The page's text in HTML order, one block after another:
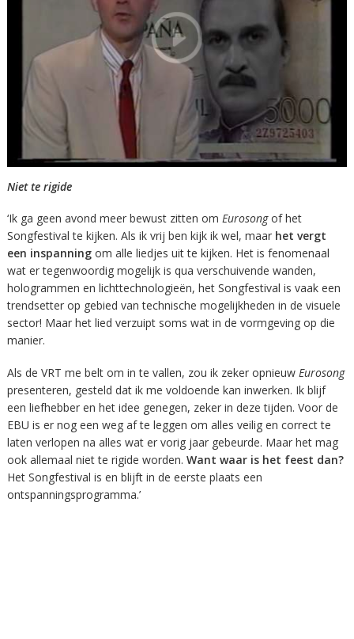
Niet te rigide
‘Ik ga geen avond meer bewust zitten om Eurosongof het
Songfestival te kijken. Als ik vrij ben kijk ik wel, maar het vergt
een inspanningom alle liedjes uit te kijken. Het is fenomenaal
wat er tegenwoordig mogelijk is qua verschuivende wanden,
hologrammen en lichttechnologieën, het Songfestival is vaak een
trendsetter op gebied van technische mogelijkheden in de visuele
sector! Maar het lied verzuipt soms wat in de vormgeving op die
manier.
Als de VRT me belt om in te vallen, zou ik zeker opnieuw Eurosong
presenteren, gesteld dat ik me voldoende kan inwerken. Ik blijf
een liefhebber en het idee genegen, zeker in deze tijden. Voor de
EBU is er nog een weg af te leggen om alles veilig en correct te
laten verlopen na alles wat er vorig jaar gebeurde. Maar het mag
ook allemaal niet te rigide worden. Want waar is het feest dan?
Het Songfestival is en blijft in de eerste plaats een
ontspanningsprogramma.’